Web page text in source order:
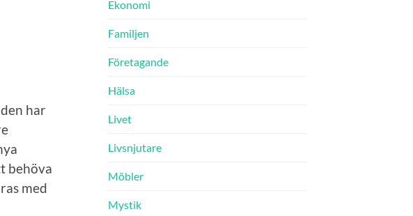
har
behöva
med
Ekonomi
Familjen
Företagande
Hälsa
Livet
Livsnjutare
Möbler
Mystik